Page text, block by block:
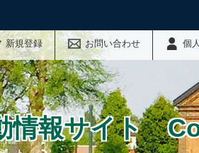
新規登録 お問い合わせ 個
情報サイト